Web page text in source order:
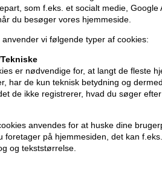
som f.eks. et socialt medie,
du besøger vores hjemmeside.
anvender vi følgende typer af cookies:
er nødvendige for, at langt de fleste
har de kun teknisk betydning og
de ikke registrerer, hvad du søger
anvendes for at huske dine
foretager på hjemmesiden, det kan
og tekststørrelse.
System
215ml